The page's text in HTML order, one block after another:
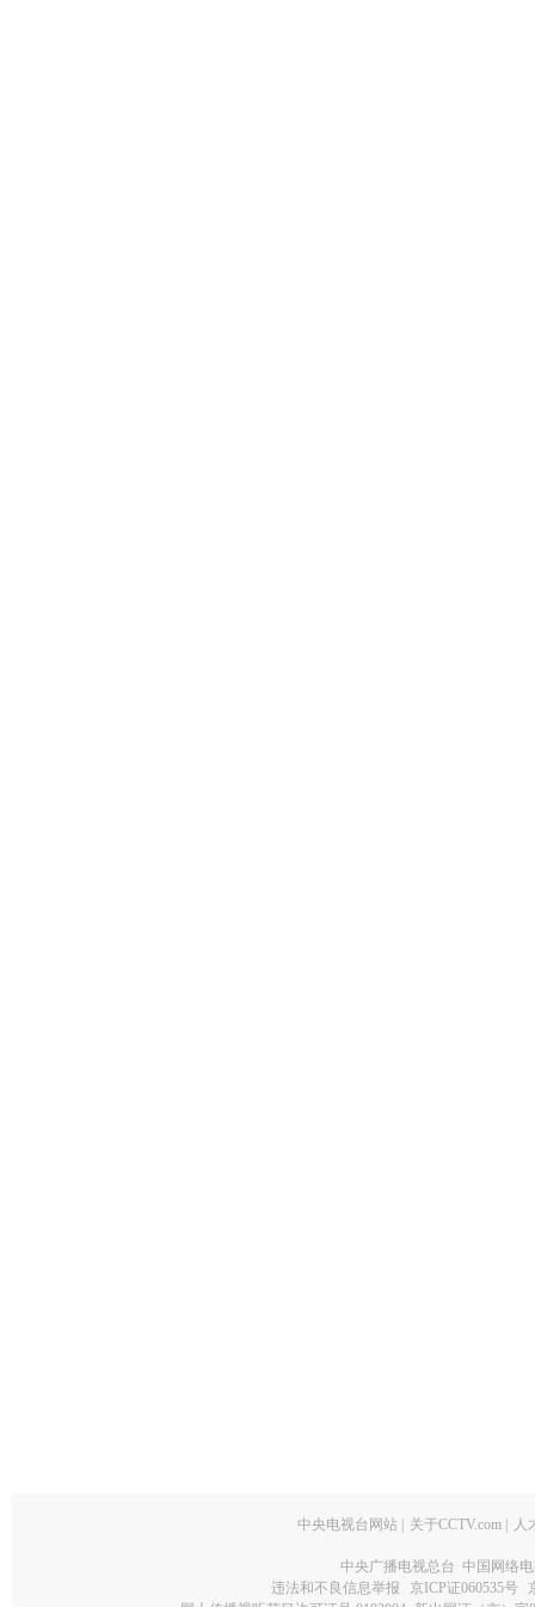
中央电视台网站 关于CCTV.com 人
中央广播电视总台 中国网络
违法和不良信息举报
京ICP证060535号